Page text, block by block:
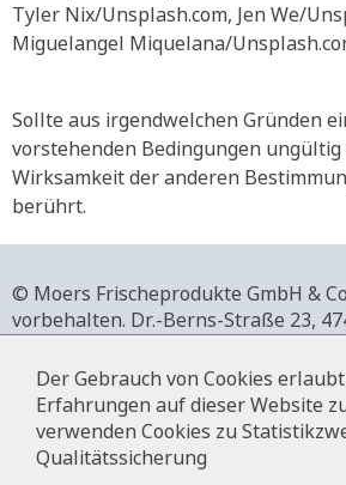
Tyler Nix/Unsplash.com, Jen We/
Miguelangel Miquelana/
Sollte aus irgendwelchen Gründen
vorstehenden Bedingungen ungültig
Wirksamkeit der anderen
berührt.
© Moers Frischeprodukte GmbH &
vorbehalten. Dr.-Berns-Straße 23,
+49 2841 911-0,www.moers-
Der Gebrauch von Cookies
Erfahrungen auf dieser Website
verwenden Cookies zu
Qualitätssicherung